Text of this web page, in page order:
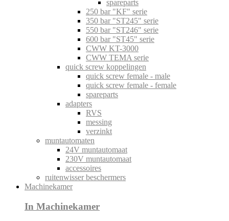
spareparts
250 bar "KF" serie
350 bar "ST245" serie
550 bar "ST246" serie
600 bar "ST45" serie
CWW KT-3000
CWW TEMA serie
quick screw koppelingen
quick screw female - male
quick screw female - female
spareparts
adapters
RVS
messing
verzinkt
muntautomaten
24V muntautomaat
230V muntautomaat
accessoires
ruitenwisser beschermers
Machinekamer
In Machinekamer